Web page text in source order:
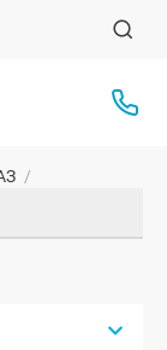
/